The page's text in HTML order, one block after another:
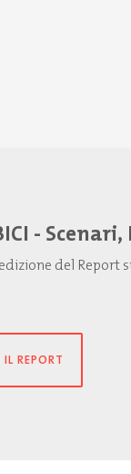
-
del Report
REPORT